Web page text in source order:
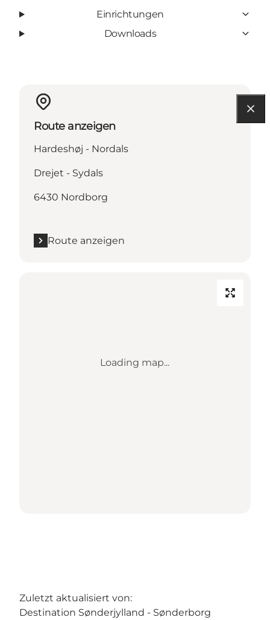
Einrichtungen
Downloads
Route anzeigen
Hardeshøj - Nordals
Drejet - Sydals
6430 Nordborg
Route anzeigen
Loading map...
Zuletzt aktualisiert von:
Destination Sønderjylland - Sønderborg